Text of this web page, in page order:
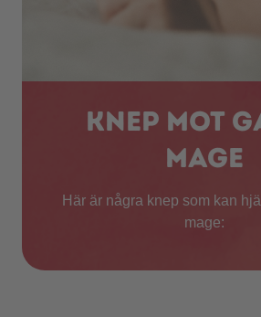
Knep mot
mage
Här är några knep som kan
mage: